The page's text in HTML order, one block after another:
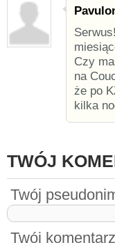
Czy
na
że po
kilka
TWÓJ
Twój
Twój komentarz